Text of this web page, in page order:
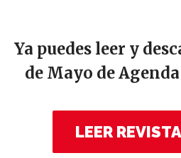
Ya puedes leer y
de Mayo de
LEER